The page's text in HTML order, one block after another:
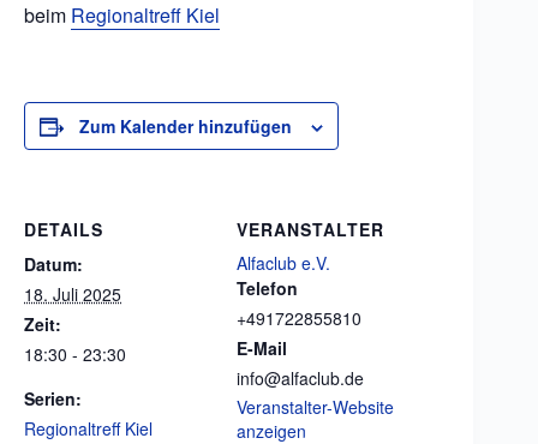
beim Regionaltreff Kiel
Zum Kalender hinzufügen
DETAILS
Datum:
18. Juli 2025
Zeit:
18:30 - 23:30
Serien:
Regionaltreff Kiel
VERANSTALTER
Alfaclub e.V.
Telefon
+491722855810
E-Mail
info@alfaclub.de
Veranstalter-Website
anzeigen